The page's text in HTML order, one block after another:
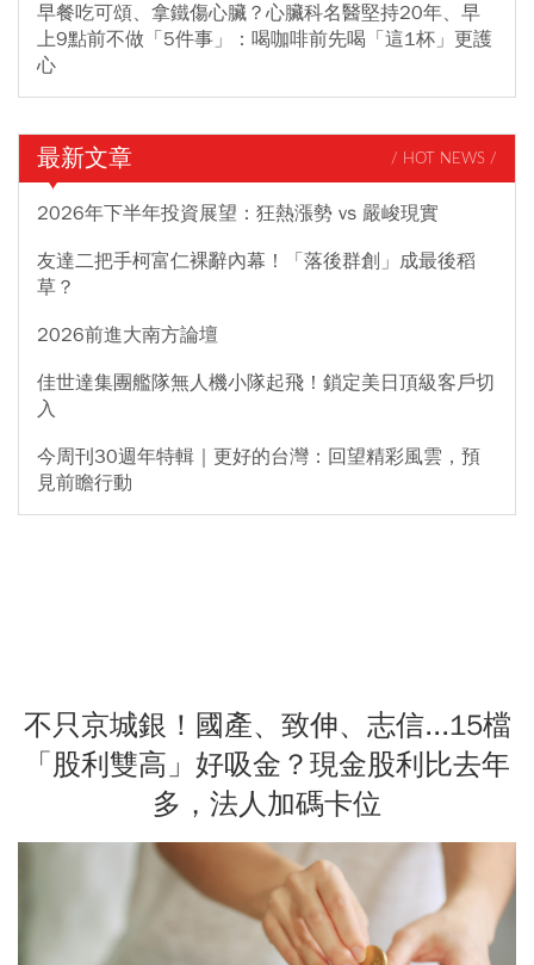
早餐吃可頌、拿鐵傷心臟？心臟科名醫堅持20年、早
上9點前不做「5件事」：喝咖啡前先喝「這1杯」更護
心
最新文章 / HOT NEWS /
2026年下半年投資展望：狂熱漲勢 vs 嚴峻現實
友達二把手柯富仁裸辭內幕！「落後群創」成最後稻
草？
2026前進大南方論壇
佳世達集團艦隊無人機小隊起飛！鎖定美日頂級客戶切
入
今周刊30週年特輯｜更好的台灣：回望精彩風雲，預
見前瞻行動
不只京城銀！國產、致伸、志信...15檔
「股利雙高」好吸金？現金股利比去年
多，法人加碼卡位